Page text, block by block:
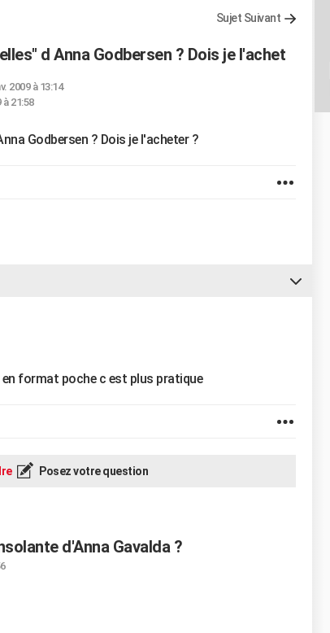
Sujet Suivant
d Anna Godbersen ? Dois je l'achet
2009 à 13:14
à 21:58
Godbersen ? Dois je l'acheter ?
format poche c est plus pratique
Posez votre question
d'Anna Gavalda ?